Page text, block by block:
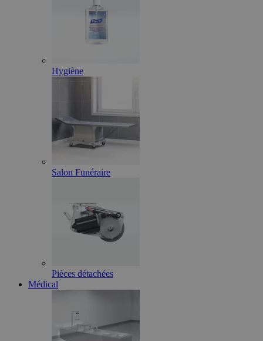
Hygiène
Salon Funéraire
Pièces détachées
Médical